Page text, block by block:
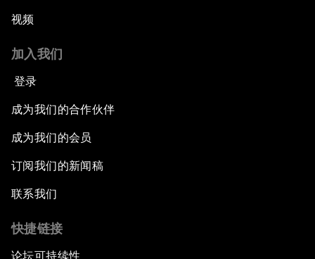
视频
加入我们
登录
成为我们的合作伙伴
成为我们的会员
订阅我们的新闻稿
联系我们
快捷链接
论坛可持续性